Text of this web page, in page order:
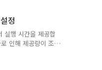
. 요즘은 육아용품
이 닳도록 드나들며
집에 있으니 양가
정
행 시간을 제공합
인해 제공량이 조
로 AWS EC2 기반
AWS EC2를